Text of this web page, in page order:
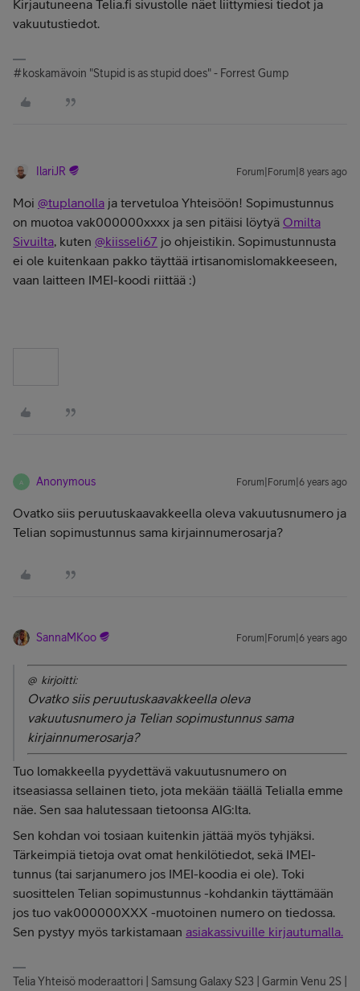
Kirjautuneena Telia.fi sivustolle näet liittymiesi tiedot ja
vakuutustiedot.
#koskamävoin "Stupid is as stupid does" - Forrest Gump
IlariJR Forum|Forum|8 years ago
Moi @tuplanolla ja tervetuloa Yhteisöön! Sopimustunnus
on muotoa vak000000xxxx ja sen pitäisi löytyä Omilta
Sivuilta, kuten @kiisseli67 jo ohjeistikin. Sopimustunnusta
ei ole kuitenkaan pakko täyttää irtisanomislomakkeeseen,
vaan laitteen IMEI-koodi riittää :)
A Anonymous Forum|Forum|6 years ago
Ovatko siis peruutuskaavakkeella oleva vakuutusnumero ja
Telian sopimustunnus sama kirjainnumerosarja?
SannaMKoo Forum|Forum|6 years ago
@ kirjoitti:
Ovatko siis peruutuskaavakkeella oleva
vakuutusnumero ja Telian sopimustunnus sama
kirjainnumerosarja?
Tuo lomakkeella pyydettävä vakuutusnumero on
itseasiassa sellainen tieto, jota mekään täällä Telialla emme
näe. Sen saa halutessaan tietoonsa AIG:lta.
Sen kohdan voi tosiaan kuitenkin jättää myös tyhjäksi.
Tärkeimpiä tietoja ovat omat henkilötiedot, sekä IMEI-
tunnus (tai sarjanumero jos IMEI-koodia ei ole). Toki
suosittelen Telian sopimustunnus -kohdankin täyttämään
jos tuo vak000000XXX -muotoinen numero on tiedossa.
Sen pystyy myös tarkistamaan asiakassivuille kirjautumalla.
Telia Yhteisö moderaattori | Samsung Galaxy S23 | Garmin Venu 2S |